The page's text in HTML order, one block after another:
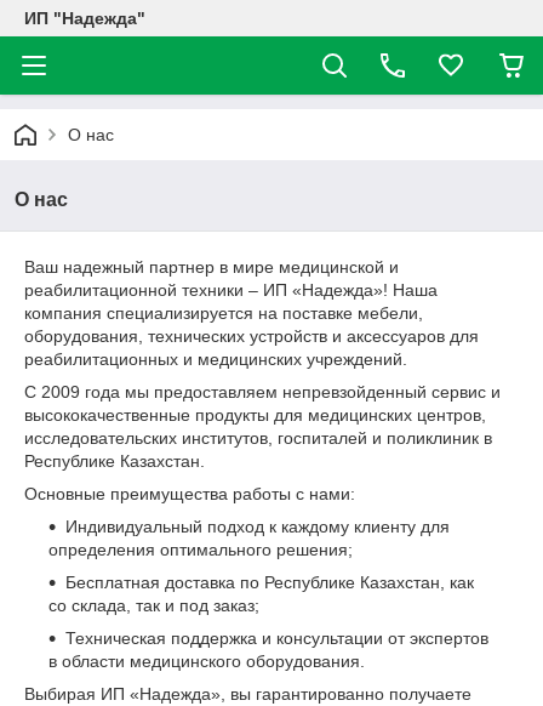
ИП "Надежда"
О нас
О нас
Ваш надежный партнер в мире медицинской и
реабилитационной техники – ИП «Надежда»! Наша
компания специализируется на поставке мебели,
оборудования, технических устройств и аксессуаров для
реабилитационных и медицинских учреждений.
С 2009 года мы предоставляем непревзойденный сервис и
высококачественные продукты для медицинских центров,
исследовательских институтов, госпиталей и поликлиник в
Республике Казахстан.
Основные преимущества работы с нами:
Индивидуальный подход к каждому клиенту для
определения оптимального решения;
Бесплатная доставка по Республике Казахстан, как
со склада, так и под заказ;
Техническая поддержка и консультации от экспертов
в области медицинского оборудования.
Выбирая ИП «Надежда», вы гарантированно получаете